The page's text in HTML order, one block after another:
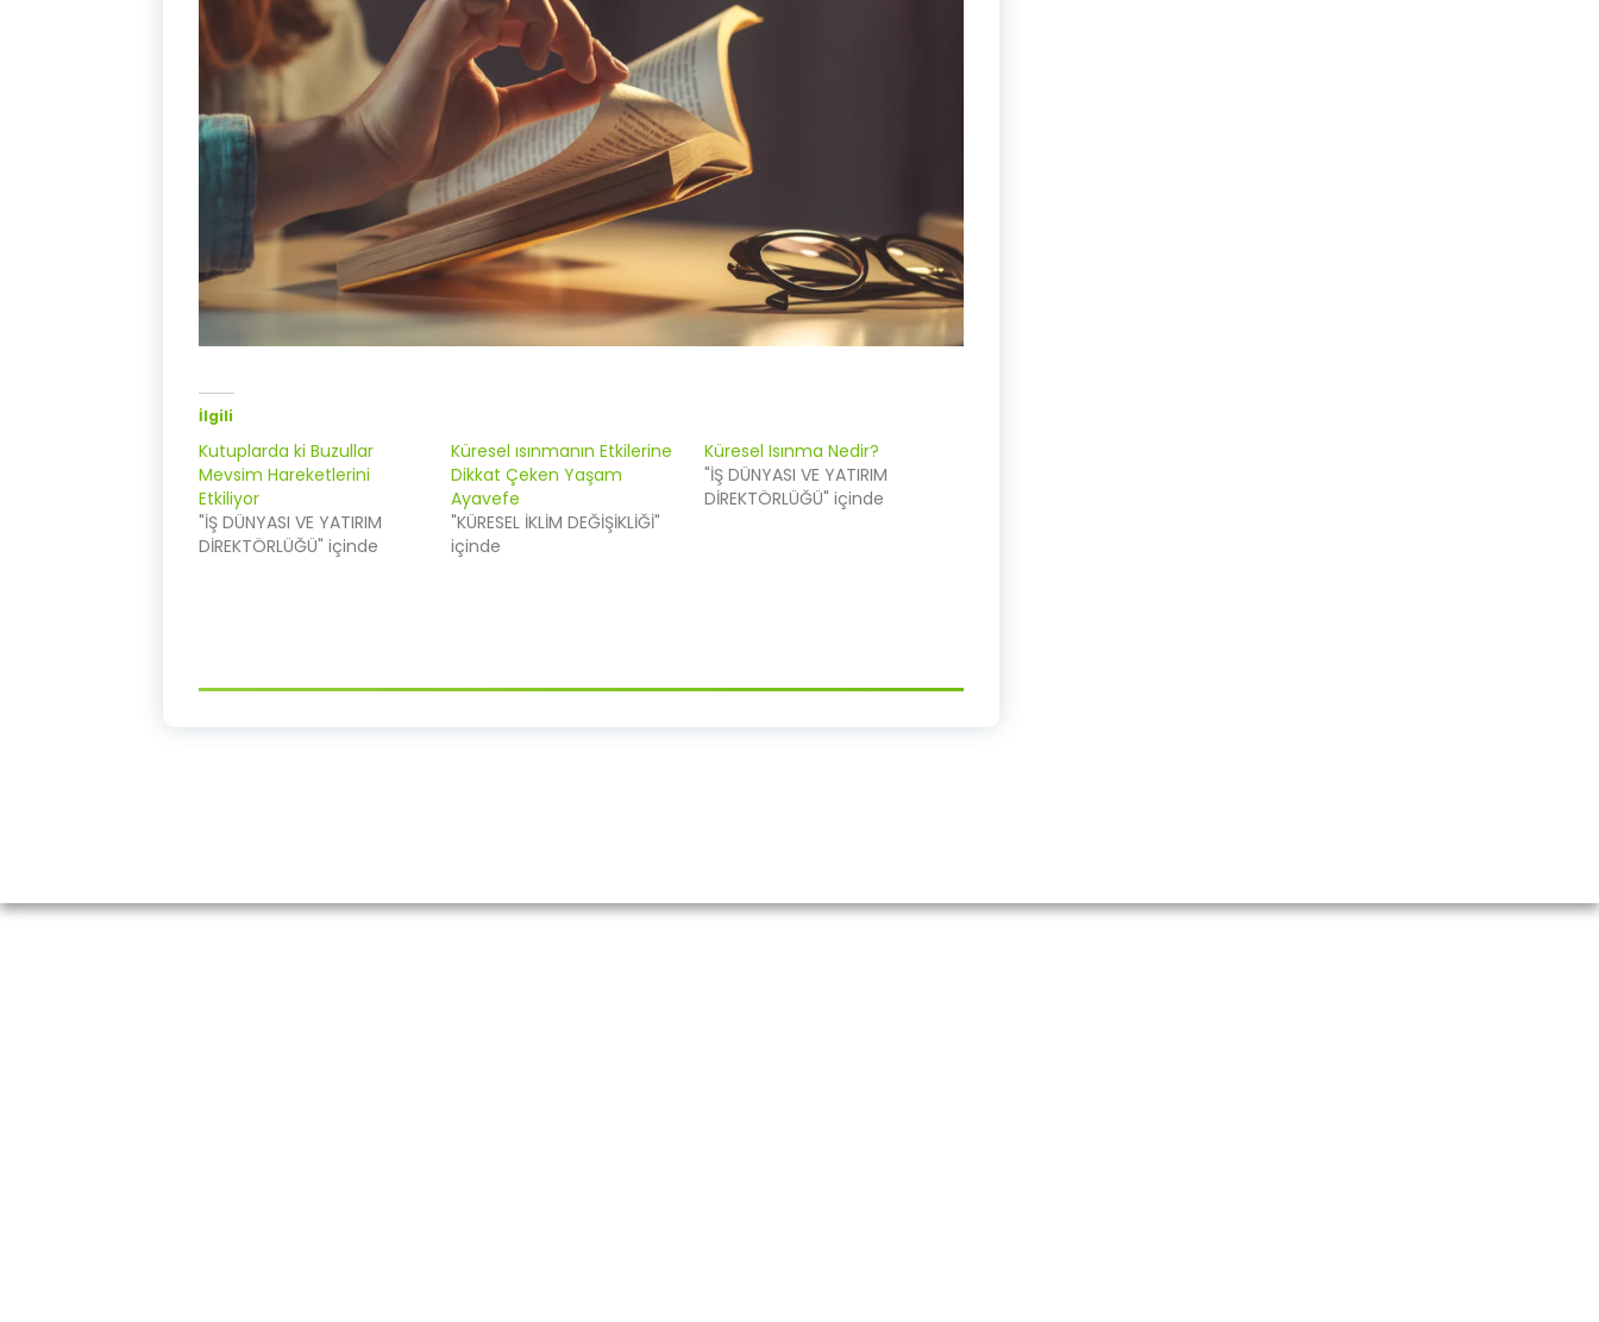
İlgili
Kutuplarda ki Buzullar
Mevsim Hareketlerini
Etkiliyor
"İŞ DÜNYASI VE YATIRIM
DİREKTÖRLÜĞÜ" içinde
Küresel ısınmanın Etkilerine
Dikkat Çeken Yaşam
Ayavefe
"KÜRESEL İKLİM DEĞİŞİKLİĞİ"
içinde
Küresel Isınma Nedir?
"İŞ DÜNYASI VE YATIRIM
DİREKTÖRLÜĞÜ" içinde